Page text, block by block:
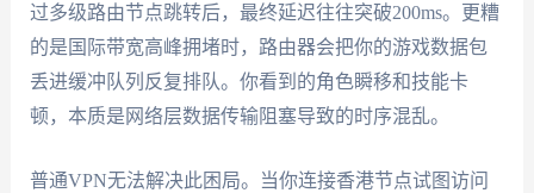
过多级路由节点跳转后，最终延迟往往突破200ms。更糟
的是国际带宽高峰拥堵时，路由器会把你的游戏数据包
丢进缓冲队列反复排队。你看到的角色瞬移和技能卡
顿，本质是网络层数据传输阻塞导致的时序混乱。
普通VPN无法解决此困局。当你连接香港节点试图访问